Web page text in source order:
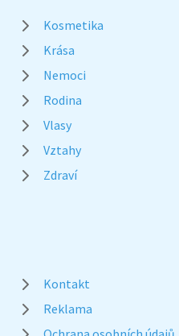
Kosmetika
Krása
Nemoci
Rodina
Vlasy
Vztahy
Zdraví
Kontakt
Reklama